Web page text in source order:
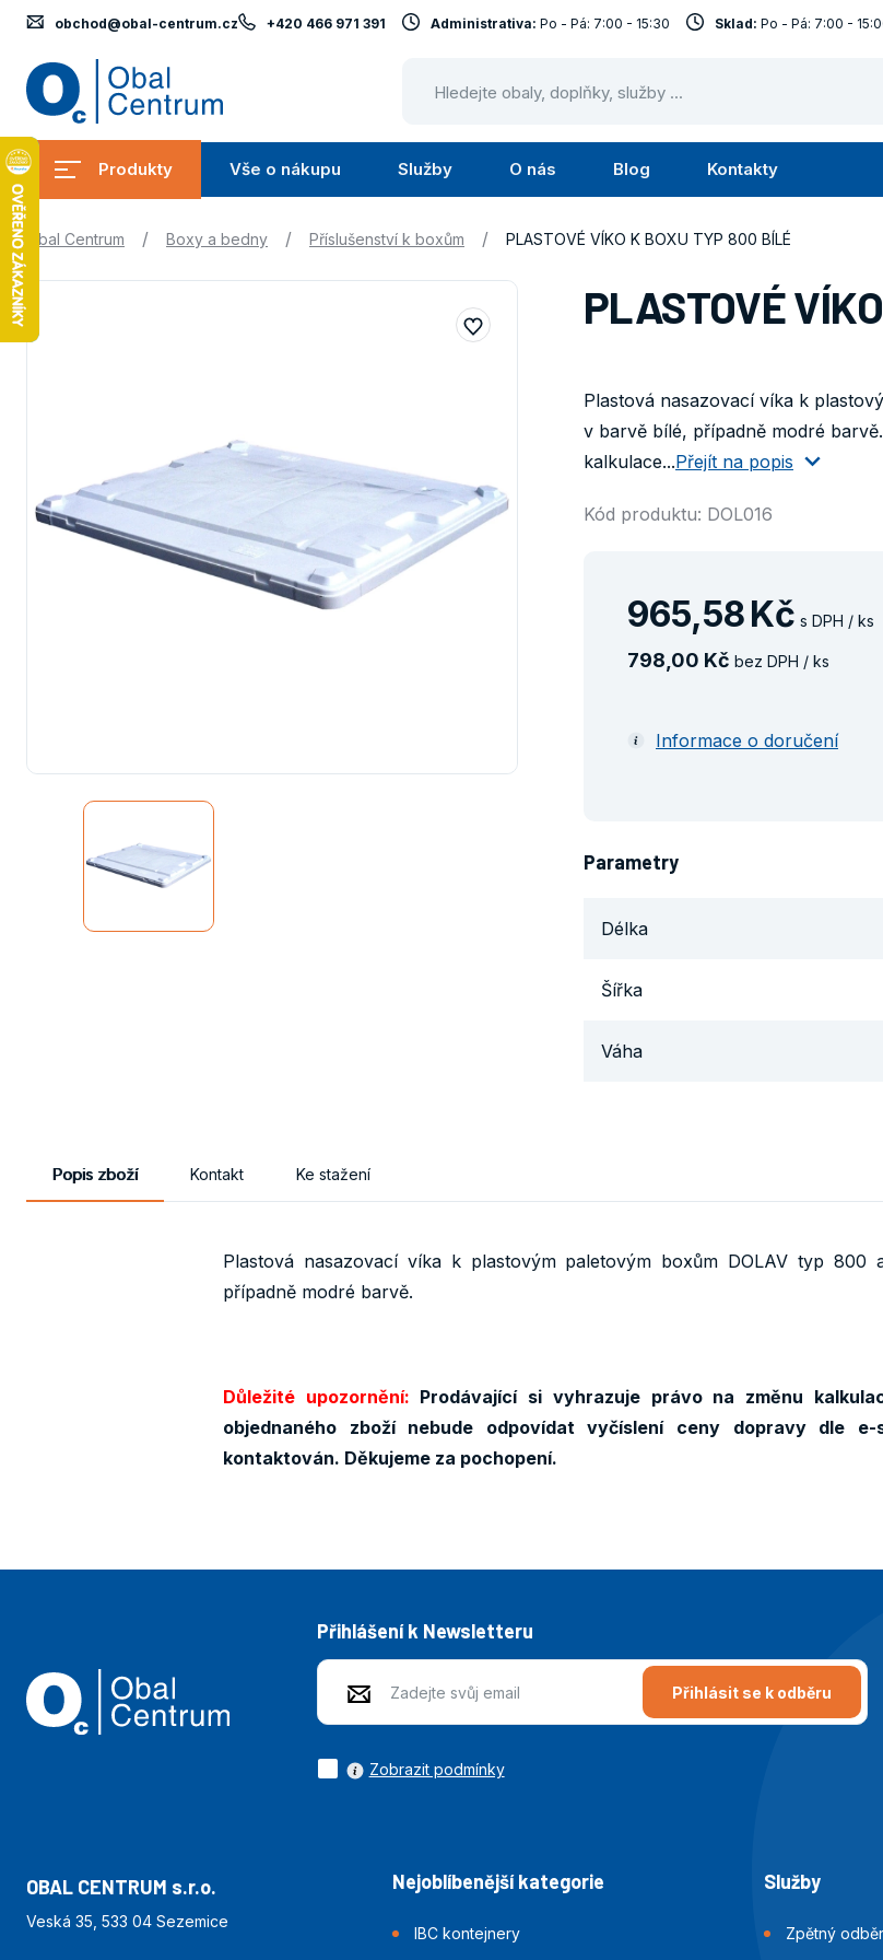
Produkty
Submenu
Produkty
Vše o nákupu
Submenu
Vše
Služby
Submenu
Služby
O nás
Submenu
O
Blog Kontakty
obchod@obal-centrum.cz +420 466 971 391 Administrativa: Po - Pá: 7:00 - 15:30 Sklad: Po - Pá: 7:00 -
Obal Centrum / Boxy a bedny / Příslušenství k boxům / PLASTOVÉ VÍKO K BOXU TYP 800 BÍLÉ
PLASTOVÉ
Plastová nasazovací víka k
v barvě bílé, případně modré
kalkulace...Přejít na popis
Kód produktu: DOL016
965,58Kč s DPH / ks
798 00 Kč bez DPH / ks
Informace o doručení
Parametry
Délka
Šířka
Váha
Popis zboží Kontakt Ke stažení
Plastová nasazovací víka k plastovým paletovým boxům DOLAV typ
případně modré barvě.
Důležité upozornění: Prodávající si vyhrazuje právo na změnu
objednaného zboží nebude odpovídat vyčíslení ceny dopravy dle
kontaktován. Děkujeme za pochopení.
Přihlášení k Newsletteru
Přihlásit se k odběru
Zobrazit podmínky
OBAL CENTRUM s.r.o.
Veská 35, 533 04 Sezemice
Nejoblíbenější kategorie
IBC kontejnery
Služby
Zpětný